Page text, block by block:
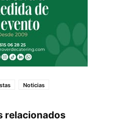
Noticias
relacionados